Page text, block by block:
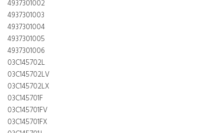
4937301002
4937301003
4937301004
4937301005
4937301006
03C145702L
03C145702LV
03C145702LX
03C145701F
03C145701FV
03C145701FX